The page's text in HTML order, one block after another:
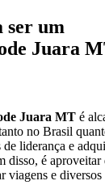
ser um
Juara
Juara MT é
no Brasil
liderança e
disso, é
viagens e